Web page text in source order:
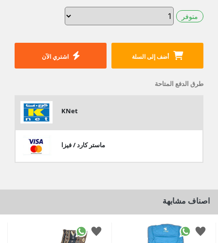
متوفر
أضف إلى السلة اشتري الآن
طرق الدفع المتاحة
KNet
ماستر كارد / فيزا
اصناف مشابهة